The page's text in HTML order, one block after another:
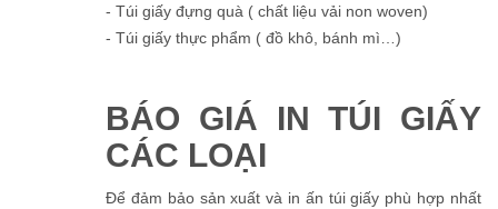
- Túi giấy đựng quà ( chất liệu vải non woven)
- Túi giấy thực phẩm ( đồ khô, bánh mì…)
BÁO GIÁ IN TÚI GIẤY
CÁC LOẠI
Để đảm bảo sản xuất và in ấn túi giấy phù hợp nhất